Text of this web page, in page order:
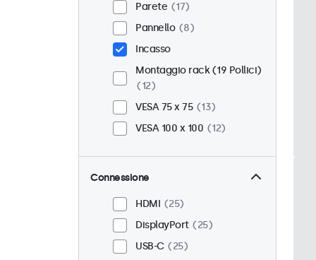
Parete
17
Pannello
8
Incasso
Montaggio rack (19 Pollici)
12
VESA 75 x 75
13
VESA 100 x 100
12
Connessione
HDMI
25
DisplayPort
25
USB-C
25